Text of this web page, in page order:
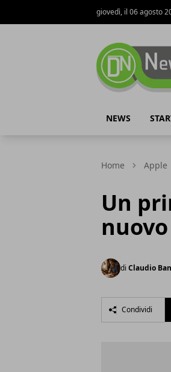
giovedì, il 06 agosto
NEWS
Home Apple
Un
di Claudio
Condividi